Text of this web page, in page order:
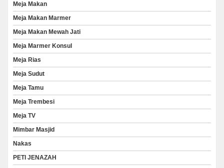
Meja Makan
Meja Makan Marmer
Meja Makan Mewah Jati
Meja Marmer Konsul
Meja Rias
Meja Sudut
Meja Tamu
Meja Trembesi
Meja TV
Mimbar Masjid
Nakas
PETI JENAZAH